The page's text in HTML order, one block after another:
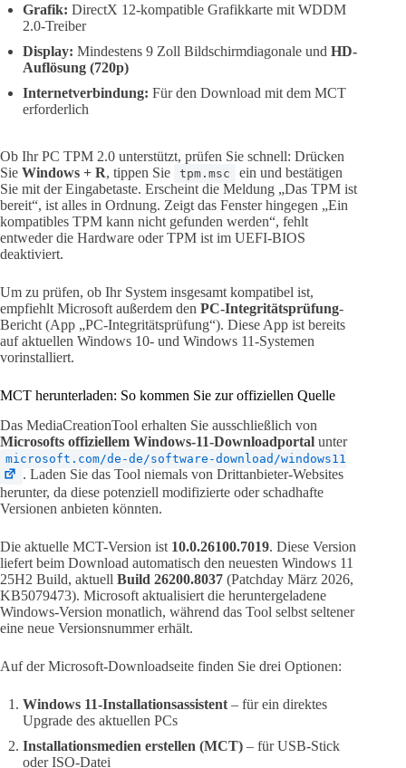
Grafik: DirectX 12-kompatible Grafikkarte mit WDDM
2.0-Treiber
Display: Mindestens 9 Zoll Bildschirmdiagonale und HD-
Auflösung (720p)
Internetverbindung: Für den Download mit dem MCT
erforderlich
Ob Ihr PC TPM 2.0 unterstützt, prüfen Sie schnell: Drücken
Sie Windows + R, tippen Sie tpm.msc
ein und bestätigen
Sie mit der Eingabetaste. Erscheint die Meldung „Das TPM ist
bereit“, ist alles in Ordnung. Zeigt das Fenster hingegen „Ein
kompatibles TPM kann nicht gefunden werden“, fehlt
entweder die Hardware oder TPM ist im UEFI-BIOS
deaktiviert.
Um zu prüfen, ob Ihr System insgesamt kompatibel ist,
empfiehlt Microsoft außerdem den PC-Integritätsprüfung-
Bericht (App „PC-Integritätsprüfung“). Diese App ist bereits
auf aktuellen Windows 10- und Windows 11-Systemen
vorinstalliert.
MCT herunterladen: So kommen Sie zur offiziellen Quelle
Das MediaCreationTool erhalten Sie ausschließlich von
Microsofts offiziellem Windows-11-Downloadportal unter
microsoft.com/de-de/software-download/windows11
. Laden Sie das Tool niemals von Drittanbieter-Websites
herunter, da diese potenziell modifizierte oder schadhafte
Versionen anbieten könnten.
Die aktuelle MCT-Version ist 10.0.26100.7019. Diese Version
liefert beim Download automatisch den neuesten Windows 11
25H2 Build, aktuell Build 26200.8037 (Patchday März 2026,
KB5079473). Microsoft aktualisiert die heruntergeladene
Windows-Version monatlich, während das Tool selbst seltener
eine neue Versionsnummer erhält.
Auf der Microsoft-Downloadseite finden Sie drei Optionen:
Windows 11-Installationsassistent – für ein direktes
Upgrade des aktuellen PCs
Installationsmedien erstellen (MCT) – für USB-Stick
oder ISO-Datei